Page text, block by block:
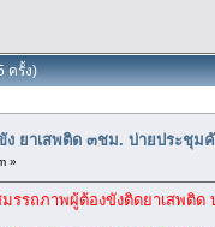
ครั้ง)
ง ยาเสพติด ๓ชม. บ่ายประชุม
»
ถภาพผู้ต้องขังติดยาเสพติด